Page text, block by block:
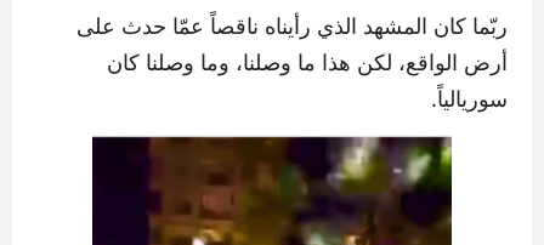
ربّما كان المشهد الذي رأيناه ناقصاً عمّا حدث على
أرض الواقع، لكن هذا ما وصلنا، وما وصلنا كان
سوريالياً.